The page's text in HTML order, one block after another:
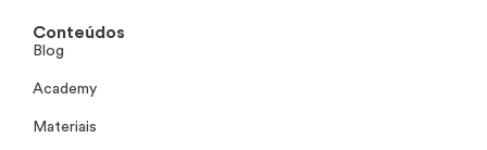
Conteúdos
Blog
Academy
Materiais